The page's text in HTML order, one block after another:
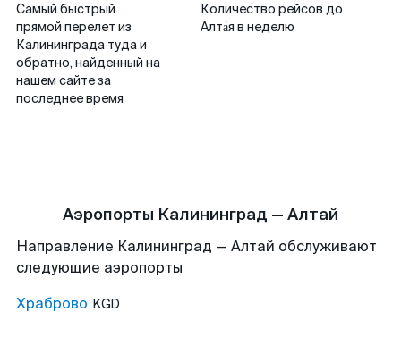
Самый быстрый
прямой перелет из
Калининграда туда и
обратно, найденный на
нашем сайте за
последнее время
Количество рейсов до
Алта́я в неделю
Аэропорты Калининград — Алтай
Направление Калининград — Алтай обслуживают
следующие аэропорты
Храброво KGD